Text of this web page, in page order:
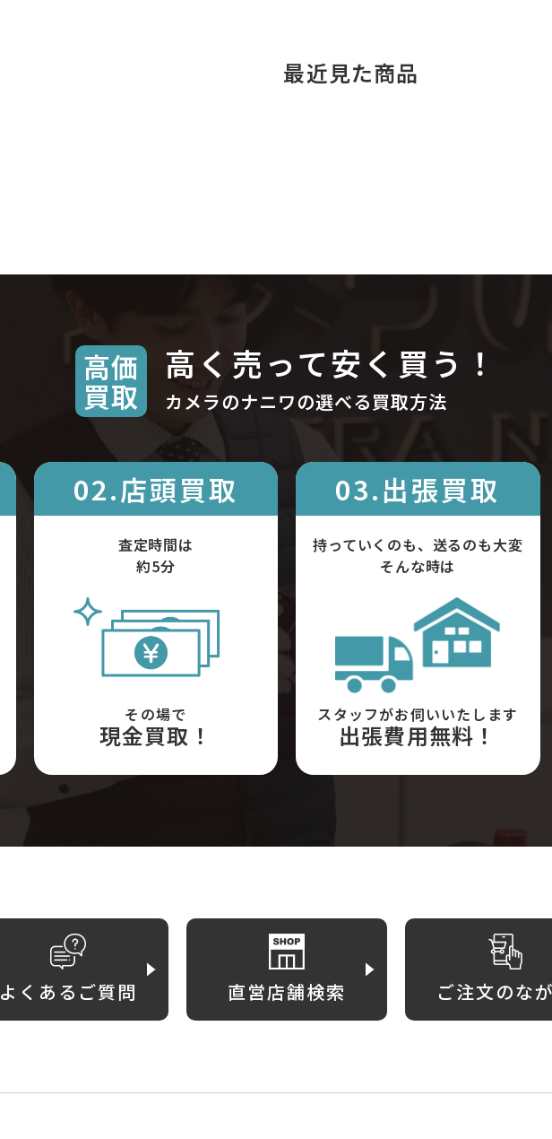
最近見た商品
高価
買取
高く売って安く買う！
カメラのナニワの選べる買取方法
02.店頭買取
査定時間は
約5分
その場で
現金買取！
03.出張買取
持っていくのも、送るのも大変
そんな時は
スタッフがお伺いいたします
出張費用無料！
よくあるご質問 直営店舗検索 ご注文のな